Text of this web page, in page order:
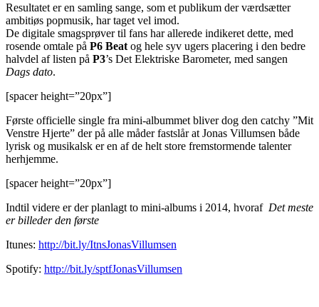
Resultatet er en samling sange, som et publikum der værdsætter
ambitiøs popmusik, har taget vel imod.
De digitale smagsprøver til fans har allerede indikeret dette, med
rosende omtale på P6 Beat og hele syv ugers placering i den bedre
halvdel af listen på P3’s Det Elektriske Barometer, med sangen
Dags dato.
[spacer height=”20px”]
Første officielle single fra mini-albummet bliver dog den catchy ”Mit
Venstre Hjerte” der på alle måder fastslår at Jonas Villumsen både
lyrisk og musikalsk er en af de helt store fremstormende talenter
herhjemme.
[spacer height=”20px”]
Indtil videre er der planlagt to mini-albums i 2014, hvoraf Det meste
er billeder den første
Itunes: http://bit.ly/ItnsJonasVillumsen
Spotify: http://bit.ly/sptfJonasVillumsen